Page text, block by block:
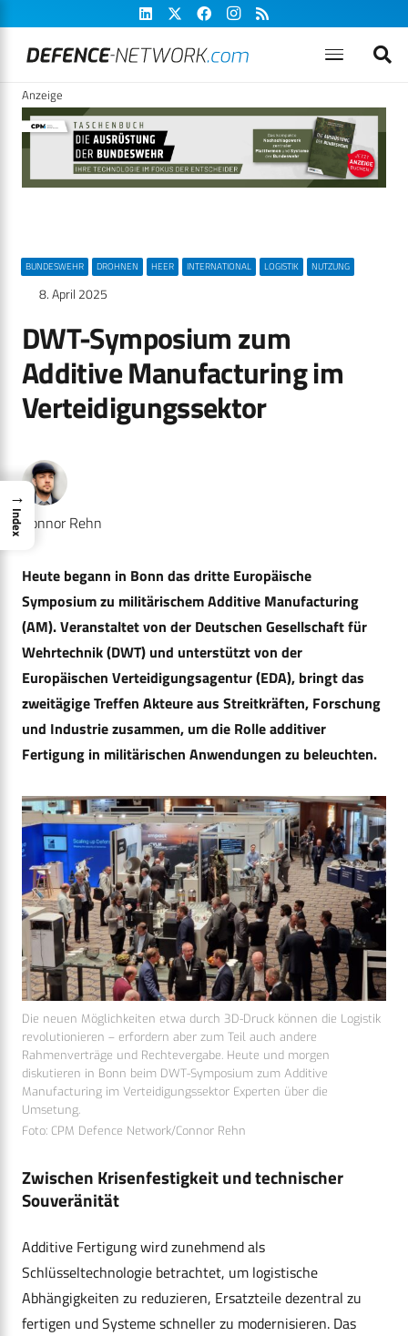
Anzeige
BUNDESWEHR DROHNEN HEER INTERNATIONAL LOGISTIK NUTZUNG
8. April 2025
DWT-Symposium zum
Additive Manufacturing im
Verteidigungssektor
Connor Rehn
Heute begann in Bonn das dritte Europäische
Symposium zu militärischem Additive Manufacturing
(AM). Veranstaltet von der Deutschen Gesellschaft für
Wehrtechnik (DWT) und unterstützt von der
Europäischen Verteidigungsagentur (EDA), bringt das
zweitägige Treffen Akteure aus Streitkräften, Forschung
und Industrie zusammen, um die Rolle additiver
Fertigung in militärischen Anwendungen zu beleuchten.
Die neuen Möglichkeiten etwa durch 3D-Druck können die Logistik
revolutionieren – erfordern aber zum Teil auch andere
Rahmenverträge und Rechtevergabe. Heute und morgen
diskutieren in Bonn beim DWT-Symposium zum Additive
Manufacturing im Verteidigungssektor Experten über die
Umsetung.
Foto: CPM Defence Network/Connor Rehn
Zwischen Krisenfestigkeit und technischer
Souveränität
Additive Fertigung wird zunehmend als
Schlüsseltechnologie betrachtet, um logistische
Abhängigkeiten zu reduzieren, Ersatzteile dezentral zu
fertigen und Systeme schneller zu modernisieren. Das
→
Index